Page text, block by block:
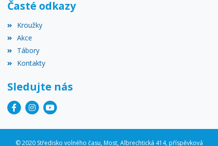
Časté odkazy
Kroužky
Akce
Tábory
Kontakty
Sledujte nás
© 2020 Středisko volného času, Most, Albrechtická 414, příspěvková